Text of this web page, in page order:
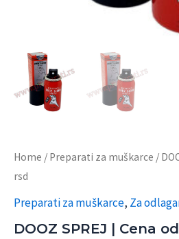
Home / Preparati za muškarce /
rsd
Preparati za muškarce, Za
DOOZ SPREJ | Cena